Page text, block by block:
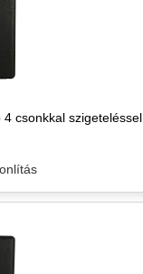
csonkkal szigeteléssel